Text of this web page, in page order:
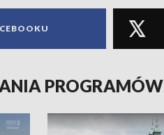
PROGRAMÓW